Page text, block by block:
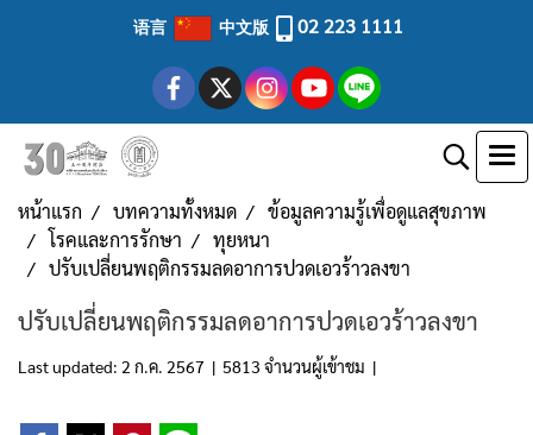
语言 中文版 02 223 1111
หน้าแรก บทความทั้งหมด
ข้อมูลความรู้เพื่อดูแลสุขภาพ
โรคและการรักษา
ทุยหนา
ปรับเปลี่ยนพฤติกรรมลดอาการปวดเอวร้าวลงขา
ปรับเปลี่ยนพฤติกรรมลดอาการปวดเอวร้าวลงขา
Last updated: 2 ก.ค. 2567 | 5813 จำนวนผู้เข้าชม |